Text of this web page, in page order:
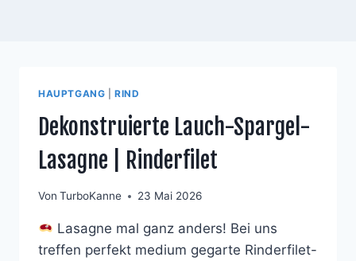
HAUPTGANG |RIND
Dekonstruierte Lauch-Spargel-
Lasagne | Rinderfilet
Von TurboKanne 23 Mai 2026
Lasagne mal ganz anders! Bei uns
treffen perfekt medium gegarte Rinderfilet-